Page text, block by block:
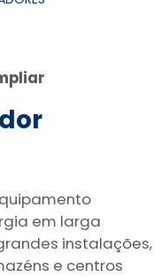
em larga
instalações,
e centros